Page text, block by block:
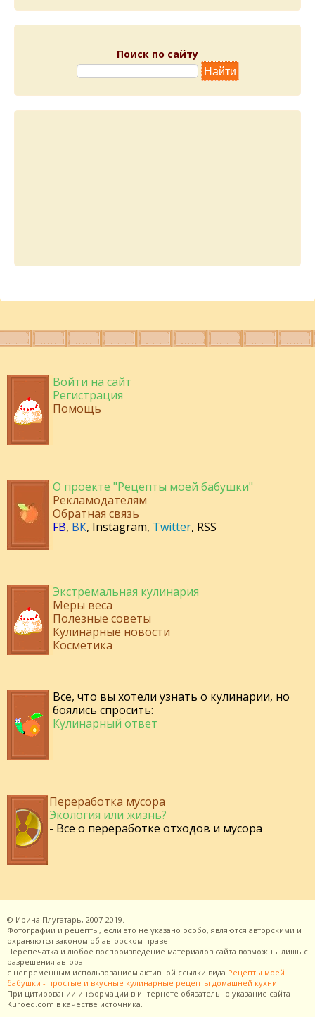
Поиск по сайту
Войти на сайт
Регистрация
Помощь
О проекте "Рецепты моей бабушки"
Рекламодателям
Обратная связь
FB, ВК, Instagram, Twitter, RSS
Экстремальная кулинария
Меры веса
Полезные советы
Кулинарные новости
Косметика
Все, что вы хотели узнать о кулинарии, но
боялись спросить:
Кулинарный ответ
Переработка мусора
Экология или жизнь?
- Все о переработке отходов и мусора
© Ирина Плугатарь, 2007-2019.
Фотографии и рецепты, если это не указано особо, являются авторскими и
охраняются законом об авторском праве.
Перепечатка и любое воспроизведение материалов сайта возможны лишь с
разрешения автора
с непременным использованием активной ссылки вида Рецепты моей
бабушки - простые и вкусные кулинарные рецепты домашней кухни.
При цитировании информации в интернете обязательно указание сайта
Kuroed.com в качестве источника.